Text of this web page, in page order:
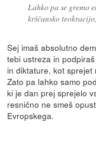
Lahko pa se gremo
krščansko
Sej imaš absolutno
tebi ustreza in
in diktature, kot
Zato pa lahko samo
ki je dan prej sprejelo
resnično ne smeš
Evropskega.